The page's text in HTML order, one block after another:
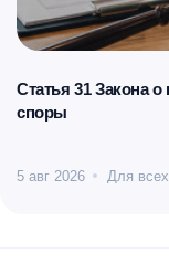
Статья 31 Закона
споры
5 авг 2026 Для всех